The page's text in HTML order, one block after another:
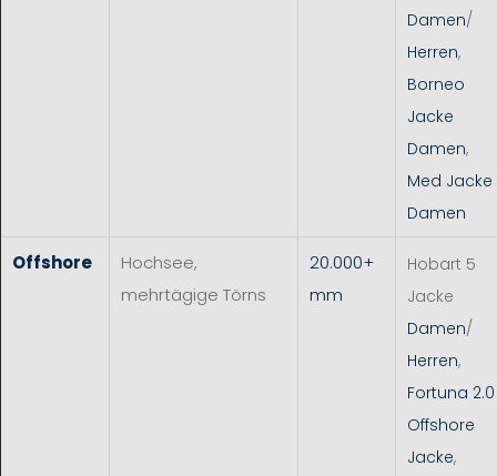
Damen/
Herren,
Borneo
Jacke
Damen,
Med Jacke
Damen
Offshore
Hochsee,
mehrtägige Törns
20.000+
mm
Hobart 5
Jacke
Damen/
Herren,
Fortuna 2.0
Offshore
Jacke,